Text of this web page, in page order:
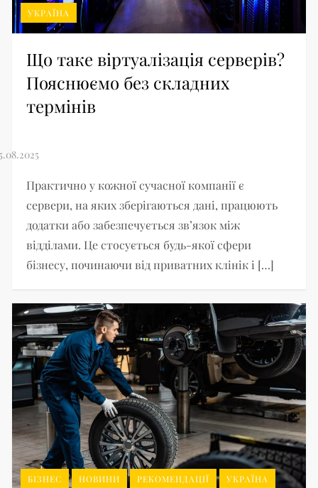
УКРАЇНА
Що таке віртуалізація серверів?
Пояснюємо без складних
термінів
Практично у кожної сучасної компанії є
сервери, на яких зберігаються дані, працюють
додатки або забезпечується зв’язок між
відділами. Це стосується будь-якої сфери
бізнесу, починаючи від приватних клінік і […]
БІЗНЕС НОВИНИ РЕКОМЕНДАЦІЇ УКРАЇНА